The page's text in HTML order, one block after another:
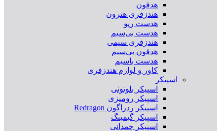
هدفون
هندزفری هترون
هدست رپو
هدست بی‌سیم
هندزفری سیمی
هدفون بی‌سیم
هدست باسیم
کاور و لوازم هندزفری
اسپیکر
اسپیکر بلوتوثی
اسپیکر رومیزی
اسپیکر ردراگون Redragon
اسپیکر گیمینگ
اسپیکر چمدانی